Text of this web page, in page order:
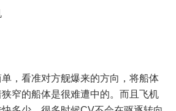
，看准对方舰爆来的方向，将船体
窄的船体是很难遭中的。而且飞机